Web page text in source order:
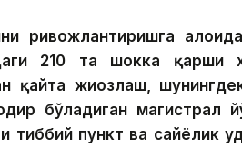
ривожлантиришга
210 та шокка қарши
қайта жиҳозлаш,
бўладиган магистрал
пункт ва сайёҳлик